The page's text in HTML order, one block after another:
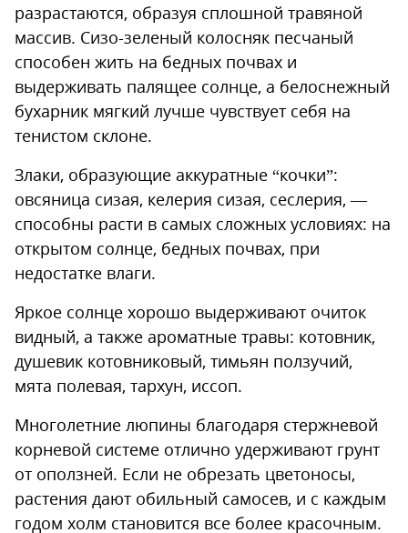
разрастаются, образуя сплошной травяной
массив. Сизо-зеленый колосняк песчаный
способен жить на бедных почвах и
выдерживать палящее солнце, а белоснежный
бухарник мягкий лучше чувствует себя на
тенистом склоне.
Злаки, образующие аккуратные “кочки”:
овсяница сизая, келерия сизая, сеслерия, —
способны расти в самых сложных условиях: на
открытом солнце, бедных почвах, при
недостатке влаги.
Яркое солнце хорошо выдерживают очиток
видный, а также ароматные травы: котовник,
душевик котовниковый, тимьян ползучий,
мята полевая, тархун, иссоп.
Многолетние люпины благодаря стержневой
корневой системе отлично удерживают грунт
от оползней. Если не обрезать цветоносы,
растения дают обильный самосев, и с каждым
годом холм становится все более красочным.